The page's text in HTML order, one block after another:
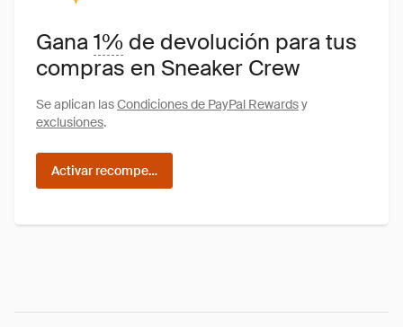
Gana1% de devolución para tus
compras en Sneaker Crew
Se aplican lasCondiciones de PayPal Rewardsy
exclusiones.
Activar recompensas